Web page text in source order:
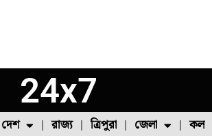
24x7
দেশ রাজ্য ত্রিপুরা জেলা